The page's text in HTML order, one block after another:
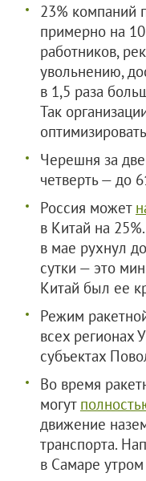
23% компаний
примерно на
работников,
увольнению,
в 1,5 раза
Так
Черешня за
четверть — до
Россия может
в Китай на
в мае рухнул
сутки — это
Китай был ее
Режим
всех регионах
субъектах
Во время
могут
движение
транспорта.
в Самаре